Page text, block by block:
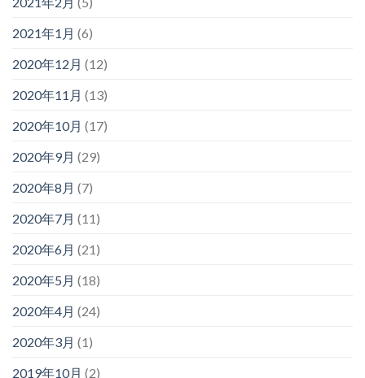
2021年1月 (6)
2020年12月 (12)
2020年11月 (13)
2020年10月 (17)
2020年9月 (29)
2020年8月 (7)
2020年7月 (11)
2020年6月 (21)
2020年5月 (18)
2020年4月 (24)
2020年3月 (1)
2019年10月 (2)